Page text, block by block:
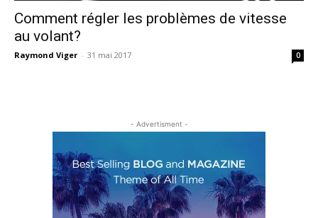
Comment régler les problèmes de vitesse
au volant?
Raymond Viger - 31 mai 2017 0
- Advertisment -